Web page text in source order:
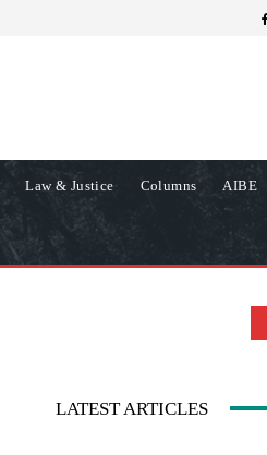
Law & Justice Columns AIBE
LATEST ARTICLES